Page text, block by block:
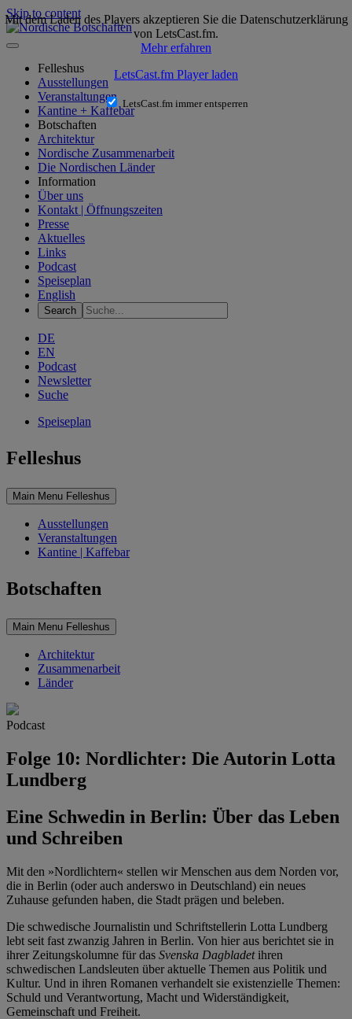
Skip to content
Felleshus
Ausstellungen
Veranstaltungen
Kantine + Kaffebar
Botschaften
Architektur
Nordische Zusammenarbeit
Die Nordischen Länder
Information
Über uns
Kontakt | Öffnungszeiten
Presse
Aktuelles
Links
Podcast
Speiseplan
English
DE
EN
Podcast
Newsletter
Suche
Speiseplan
Felleshus
Main Menu Felleshus
Ausstellungen
Veranstaltungen
Kantine | Kaffebar
Botschaften
Main Menu Felleshus
Architektur
Zusammenarbeit
Länder
Podcast
Folge 10: Nordlichter: Die Autorin Lotta
Lundberg
Eine Schwedin in Berlin: Über das Leben
und Schreiben
Mit dem Laden des Players akzeptieren Sie die Datenschutzerklärung
von LetsCast.fm.
Mehr erfahren
LetsCast.fm Player laden
LetsCast.fm immer entsperren
Mit den »Nordlichtern« stellen wir Menschen aus dem Norden vor,
die in Berlin (oder auch anderswo in Deutschland) ein neues
Zuhause gefunden haben, die Stadt prägen und beleben.
Die schwedische Journalistin und Schriftstellerin Lotta Lundberg
lebt seit fast zwanzig Jahren in Berlin. Von hier aus berichtet sie in
ihrer Zeitungskolumne für das Svenska Dagbladetihren
schwedischen Landsleuten über aktuelle Themen aus Politik und
Kultur. Und in ihren Romanen verhandelt sie existenzielle Themen:
Schuld und Verantwortung, Macht und Widerständigkeit,
Gemeinschaft und Freiheit.